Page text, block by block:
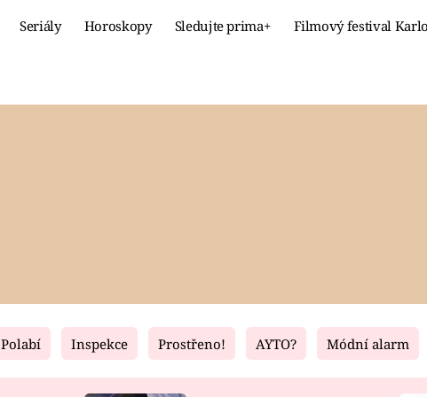
Seriály Horoskopy Sledujte prima+ Filmový festival
Fresh Living
Polabí Inspekce Prostřeno! AYTO? Módní alarm